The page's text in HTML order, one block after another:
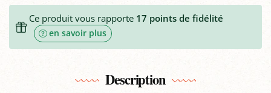
Ce produit vous rapporte 17 points de fidélité
en savoir plus
Description